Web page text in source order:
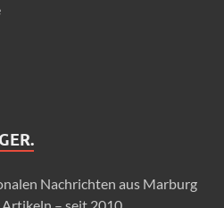
Nachrichten aus Marburg